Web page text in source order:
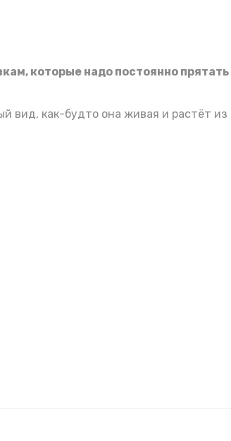
которые надо постоянно
вид, как-будто она живая и растёт